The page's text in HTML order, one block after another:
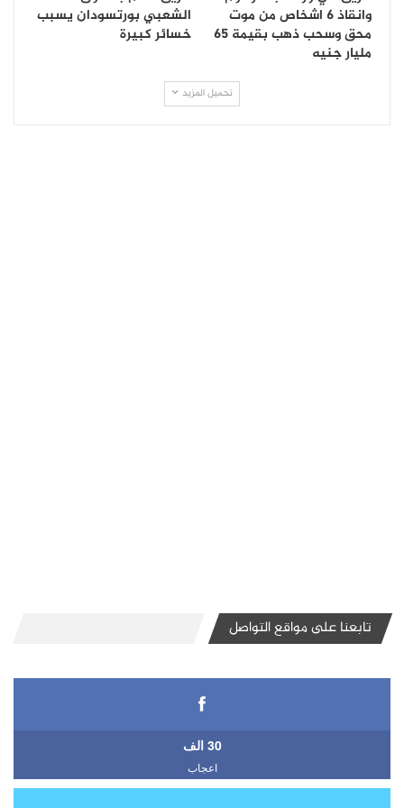
وانقاذ 6 اشخاص من موت
محق وسحب ذهب بقيمة 65
مليار جنيه
الشعبي بورتسودان يسبب
خسائر كبيرة
تحميل المزيد
تابعنا على مواقع التواصل
30 الف
اعجاب